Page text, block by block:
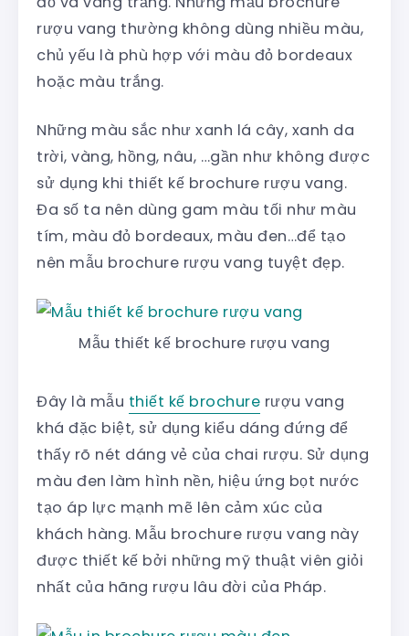
rượu vang thường không dùng nhiều màu,
chủ yếu là phù hợp với màu đỏ bordeaux
hoặc màu trắng.
Những màu sắc như xanh lá cây, xanh da
trời, vàng, hồng, nâu, …gần như không được
sử dụng khi thiết kế brochure rượu vang.
Đa số ta nên dùng gam màu tối như màu
tím, màu đỏ bordeaux, màu đen…để tạo
nên mẫu brochure rượu vang tuyệt đẹp.
Mẫu thiết kế brochure rượu vang
Đây là mẫu thiết kế brochure rượu vang
khá đặc biệt, sử dụng kiểu dáng đứng để
thấy rõ nét dáng vẻ của chai rượu. Sử dụng
màu đen làm hình nền, hiệu ứng bọt nước
tạo áp lực mạnh mẽ lên cảm xúc của
khách hàng. Mẫu brochure rượu vang này
được thiết kế bởi những mỹ thuật viên giỏi
nhất của hãng rượu lâu đời của Pháp.